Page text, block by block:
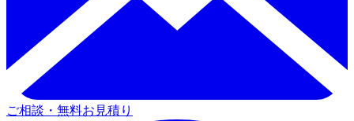
ご相談・無料お見積り